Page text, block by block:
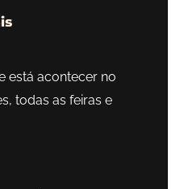
está acontecer no
todas as feiras e